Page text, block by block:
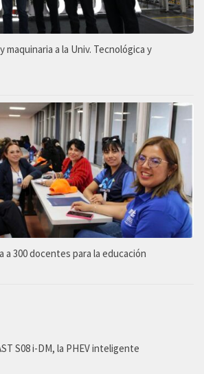
maquinaria a la Univ. Tecnológica y
a 300 docentes para la educación
S08 i-DM, la PHEV inteligente